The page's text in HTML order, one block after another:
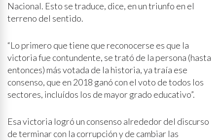
Nacional. Esto se traduce, dice, en un triunfo en el
terreno del sentido.
“Lo primero que tiene que reconocerse es que la
victoria fue contundente, se trató de la persona (hasta
entonces) más votada de la historia, ya traía ese
consenso, que en 2018 ganó con el voto de todos los
sectores, incluídos los de mayor grado educativo”.
Esa victoria logró un consenso alrededor del discurso
de terminar con la corrupción y de cambiar las